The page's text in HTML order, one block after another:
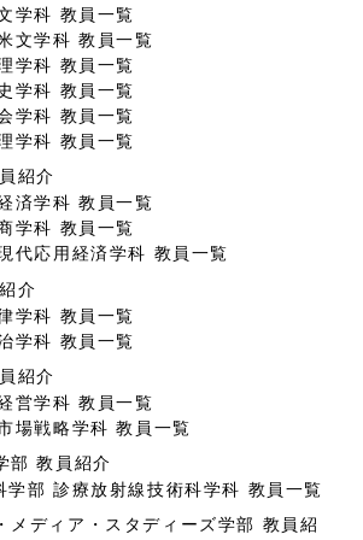
学科 教員一覧
文学科 教員一覧
学科 教員一覧
学科 教員一覧
学科 教員一覧
学科 教員一覧
紹介
済学科 教員一覧
学科 教員一覧
代応用経済学科 教員一覧
介
学科 教員一覧
学科 教員一覧
紹介
営学科 教員一覧
場戦略学科 教員一覧
部 教員紹介
学部 診療放射線技術科学科 教員一覧
メディア・スタディーズ学部 教員紹